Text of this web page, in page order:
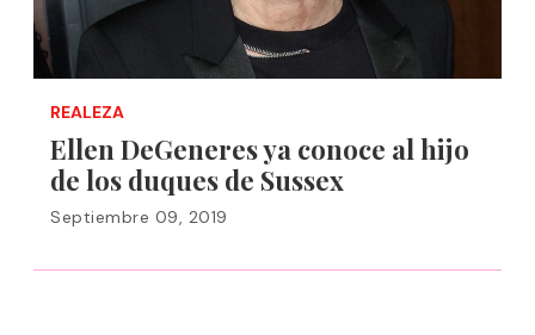
REALEZA
Ellen DeGeneres ya conoce al hijo
de los duques de Sussex
Septiembre 09, 2019